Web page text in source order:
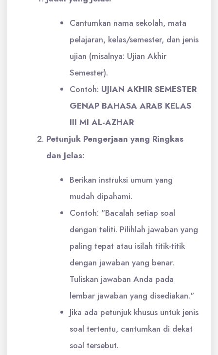
Cantumkan nama sekolah, mata
pelajaran, kelas/semester, dan jenis
ujian (misalnya: Ujian Akhir
Semester).
Contoh: UJIAN AKHIR SEMESTER
GENAP BAHASA ARAB KELAS
III MI AL-AZHAR
Petunjuk Pengerjaan yang Ringkas
dan Jelas:
Berikan instruksi umum yang
mudah dipahami.
Contoh: "Bacalah setiap soal
dengan teliti. Pilihlah jawaban yang
paling tepat atau isilah titik-titik
dengan jawaban yang benar.
Tuliskan jawaban Anda pada
lembar jawaban yang disediakan."
Jika ada petunjuk khusus untuk jenis
soal tertentu, cantumkan di dekat
soal tersebut.